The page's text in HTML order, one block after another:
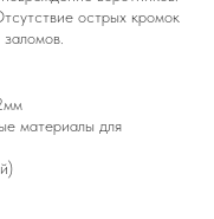
острых кромок
материалы для